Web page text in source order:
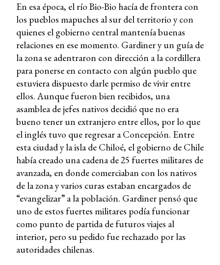
En esa época, el río Bio-Bio hacía de frontera con
los pueblos mapuches al sur del territorio y con
quienes el gobierno central mantenía buenas
relaciones en ese momento. Gardiner y un guía de
la zona se adentraron con dirección a la cordillera
para ponerse en contacto con algún pueblo que
estuviera dispuesto darle permiso de vivir entre
ellos. Aunque fueron bien recibidos, una
asamblea de jefes nativos decidió que no era
bueno tener un extranjero entre ellos, por lo que
el inglés tuvo que regresar a Concepción. Entre
esta ciudad y la isla de Chiloé, el gobierno de Chile
había creado una cadena de 25 fuertes militares de
avanzada, en donde comerciaban con los nativos
de la zona y varios curas estaban encargados de
“evangelizar” a la población. Gardiner pensó que
uno de estos fuertes militares podía funcionar
como punto de partida de futuros viajes al
interior, pero su pedido fue rechazado por las
autoridades chilenas.